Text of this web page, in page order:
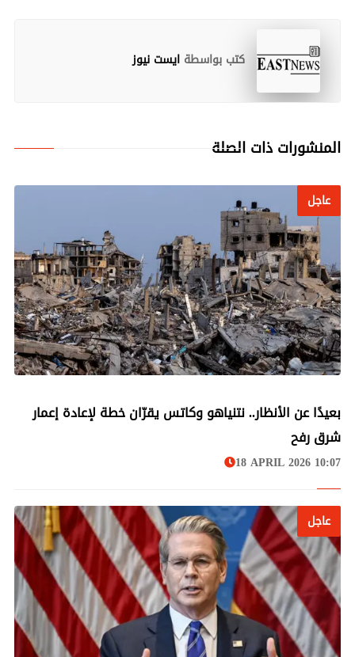
كتب بواسطة ايست نيوز
المنشورات ذات الصلة
عاجل
بعيدًا عن الأنظار.. نتنياهو وكاتس يقرّان خطة لإعادة إعمار
شرق رفح
18 APRIL 2026 10:07
عاجل